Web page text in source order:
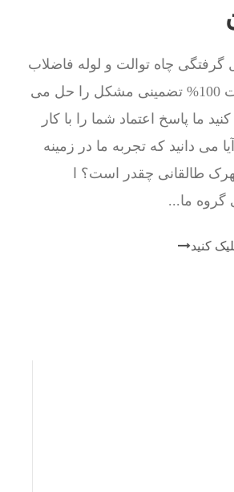
چاه توالت و لوله فاضلاب
است. ما به صورت 100% تضمینی مشکل را حل می
ما پاسخ اعتماد شما را با کار
می دانید که تجربه ما در زمینه
طالقانی چقدر است؟ ا
گروه ما...
کنید